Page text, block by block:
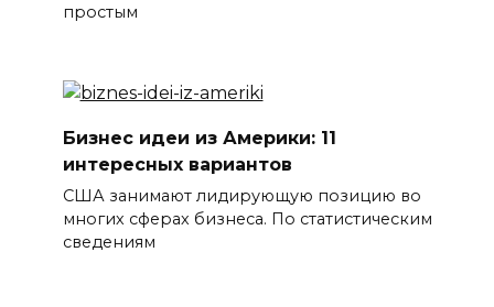
простым
Бизнес идеи из Америки: 11
интересных вариантов
США занимают лидирующую позицию во
многих сферах бизнеса. По статистическим
сведениям